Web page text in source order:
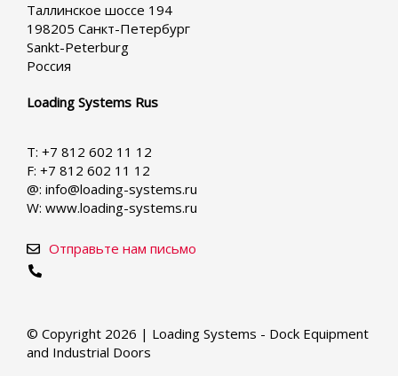
language
Таллинское шоссе 194
198205 Санкт-Петербург
Sankt-Peterburg
Россия
Loading Systems Rus
T: +7 812 602 11 12
F: +7 812 602 11 12
@: info@loading-systems.ru
W: www.loading-systems.ru
Отправьте нам письмо
© Copyright 2026 | Loading Systems - Dock Equipment
and Industrial Doors